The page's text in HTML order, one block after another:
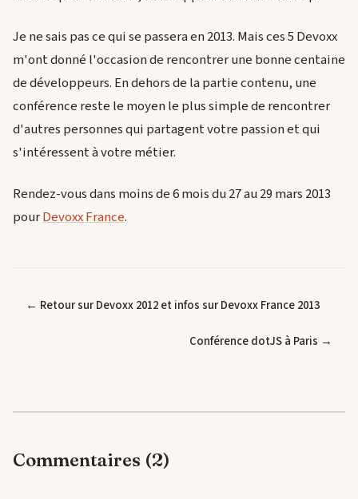
Je ne sais pas ce qui se passera en 2013. Mais ces 5 Devoxx
m'ont donné l'occasion de rencontrer une bonne centaine
de développeurs. En dehors de la partie contenu, une
conférence reste le moyen le plus simple de rencontrer
d'autres personnes qui partagent votre passion et qui
s'intéressent à votre métier.
Rendez-vous dans moins de 6 mois du 27 au 29 mars 2013
pourDevoxx France.
← Retour sur Devoxx 2012 et infos sur Devoxx France 2013
Conférence dotJS à Paris →
Commentaires (2)